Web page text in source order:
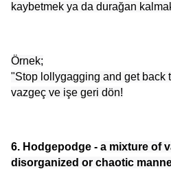
kaybetmek ya da durağan
Örnek;
"Stop lollygagging and get back
vazgeç ve işe geri dön!
6. Hodgepodge - a mixture of
disorganized or chaotic